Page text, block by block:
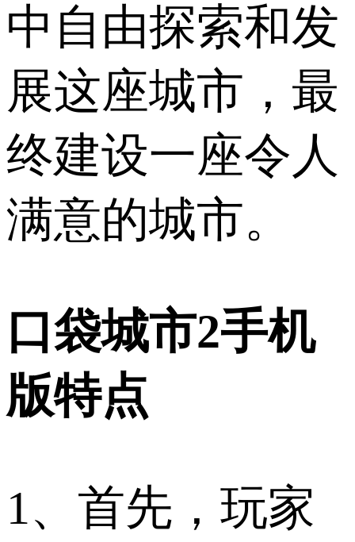
中自由探索和发
展这座城市，最
终建设一座令人
满意的城市。
口袋城市2手机
版特点
1、首先，玩家